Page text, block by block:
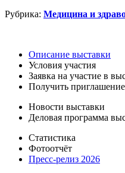
Рубрика: Медицина и
Описание выставки
Условия участия
Заявка на участие в
Получить приглашение
Новости выставки
Деловая программа
Статистика
Фотоотчёт
Пресс-релиз 2026